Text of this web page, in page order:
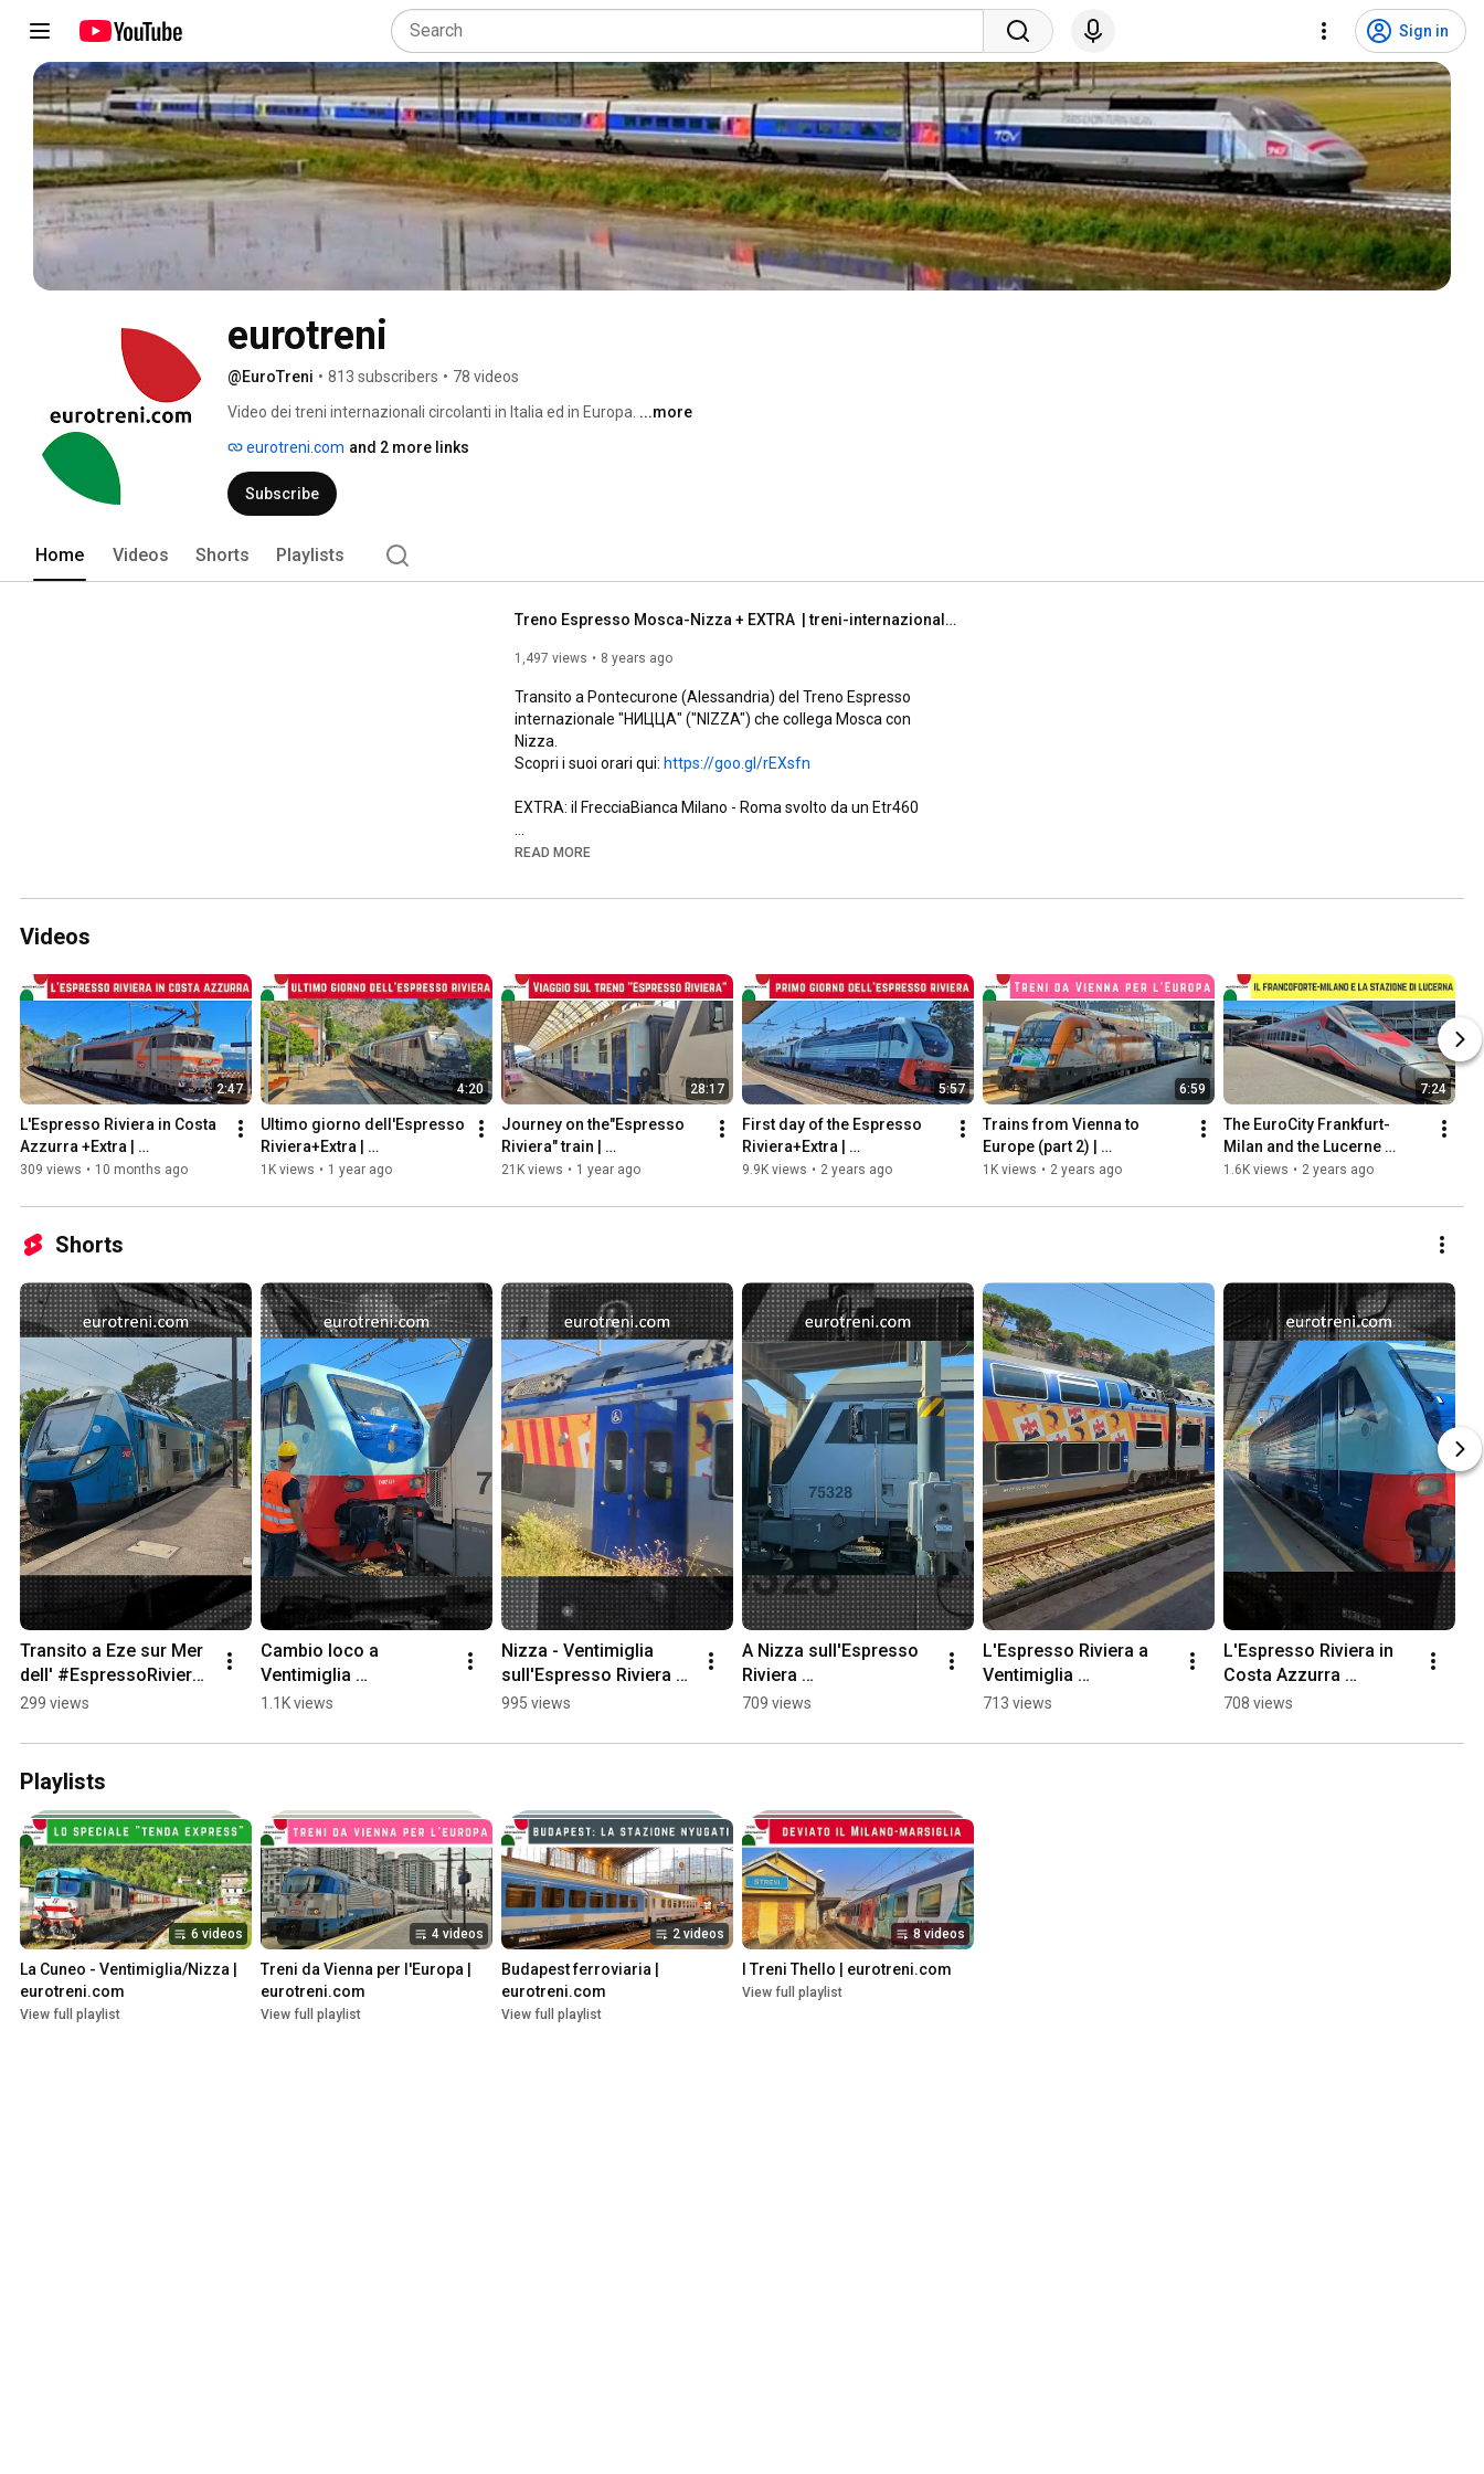
Sign in
eurotreni
@EuroTreni • 813 subscribers • 78 videos
Video dei treni internazionali circolanti in Italia ed in Europa. ...more
eurotreni.com and 2 more links
Subscribe
Home Videos Shorts Playlists
Treno Espresso Mosca-Nizza + EXTRA  | treni-internazionali.com
1,497 views 8 years ago
Transito a Pontecurone (Alessandria) del Treno Espresso
internazionale "HИЦЦА" ("NIZZA") che collega Mosca con
Nizza.
Scopri i suoi orari qui: https://goo.gl/rEXsfn
EXTRA: il FrecciaBianca Milano - Roma svolto da un Etr460
SEGUICI:
➥Facebook: https://www.facebook.com/EuroTreni
#railways#trains
READ MORE
Videos
2:47
L'Espresso Riviera in Costa
Azzurra +Extra |
eurotreni.com
309 views • 10 months ago
4:20
Ultimo giorno dell'Espresso
Riviera+Extra |
eurotreni.com
1K views • 1 year ago
28:17
Journey on the"Espresso
Riviera" train |
eurotreni.com
21K views • 1 year ago
5:57
First day of the Espresso
Riviera+Extra |
eurotreni.com
9.9K views • 2 years ago
6:59
Trains from Vienna to
Europe (part 2) |
eurotreni.com
1K views • 2 years ago
7:24
The EuroCity Frankfurt-
Milan and the Lucerne
station | eurotreni.com
1.6K views • 2 years ago
Shorts
Transito a Eze sur Mer
dell' #EspressoRiviera
#tti #trenitalia #treni
299 views
Cambio loco a
Ventimiglia
#EspressoRiviera #tti
#railway #train
1.1K views
Nizza - Ventimiglia
sull'Espresso Riviera
#EspressoRiviera #tti
995 views
A Nizza sull'Espresso
Riviera
#EspressoRiviera #tti
709 views
L'Espresso Riviera a
Ventimiglia
#EspressoRiviera #tti
713 views
L'Espresso Riviera in
Costa Azzurra
#EspressoRiviera #tti
#trains
708 views
Playlists
6 videos
La Cuneo - Ventimiglia/Nizza |
eurotreni.com
View full playlist
4 videos
Treni da Vienna per l'Europa |
eurotreni.com
View full playlist
2 videos
Budapest ferroviaria |
eurotreni.com
View full playlist
8 videos
I Treni Thello | eurotreni.com
View full playlist